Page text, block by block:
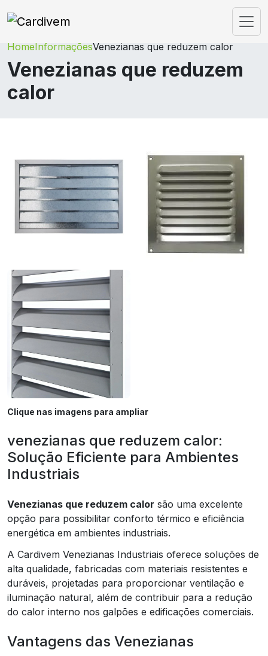
HomeInformaçõesVenezianas que reduzem calor
Venezianas que reduzem
calor
Clique nas imagens para ampliar
venezianas que reduzem calor:
Solução Eficiente para Ambientes
Industriais
Venezianas que reduzem calor são uma excelente
opção para possibilitar conforto térmico e eficiência
energética em ambientes industriais.
A Cardivem Venezianas Industriais oferece soluções de
alta qualidade, fabricadas com materiais resistentes e
duráveis, projetadas para proporcionar ventilação e
iluminação natural, além de contribuir para a redução
do calor interno nos galpões e edificações comerciais.
Vantagens das Venezianas